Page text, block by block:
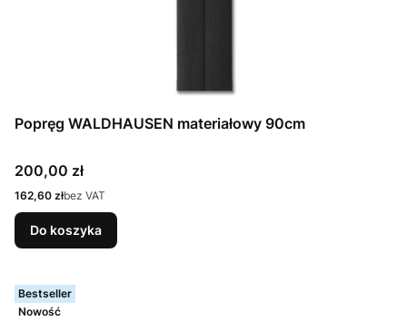
Popręg WALDHAUSEN materiałowy 90cm
Cena
200,00 zł
Cena
162,60 złbez VAT
Do koszyka
Bestseller
Nowość